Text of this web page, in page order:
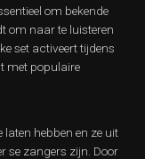
om bekende
om naar te luisteren
set activeert tijdens
met populaire
laten hebben en ze uit
se zangers zijn. Door